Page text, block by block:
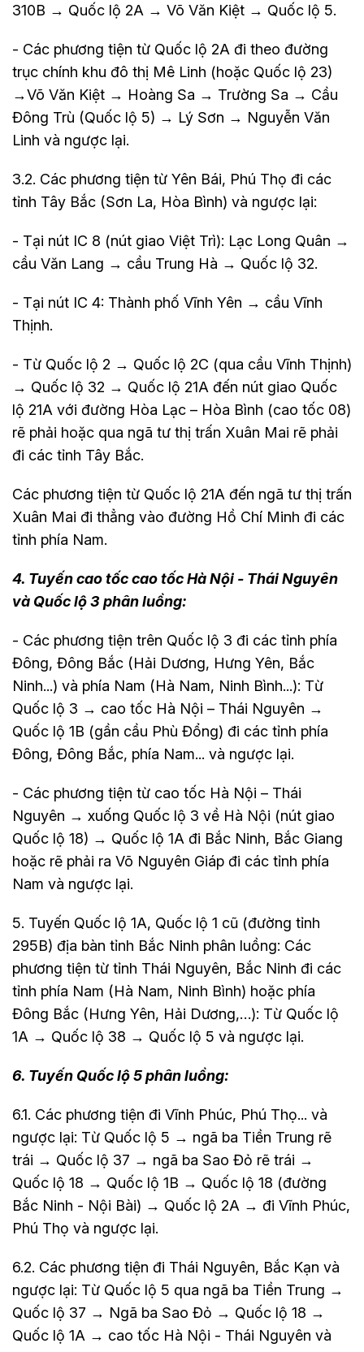
310B → Quốc lộ 2A → Võ Văn Kiệt → Quốc lộ 5.
- Các phương tiện từ Quốc lộ 2A đi theo đường
trục chính khu đô thị Mê Linh (hoặc Quốc lộ 23)
→Võ Văn Kiệt → Hoàng Sa → Trường Sa → Cầu
Đông Trù (Quốc lộ 5) → Lý Sơn → Nguyễn Văn
Linh và ngược lại.
3.2. Các phương tiện từ Yên Bái, Phú Thọ đi các
tỉnh Tây Bắc (Sơn La, Hòa Bình) và ngược lại:
- Tại nút IC 8 (nút giao Việt Trì): Lạc Long Quân →
cầu Văn Lang → cầu Trung Hà → Quốc lộ 32.
- Tại nút IC 4: Thành phố Vĩnh Yên → cầu Vĩnh
Thịnh.
- Từ Quốc lộ 2 → Quốc lộ 2C (qua cầu Vĩnh Thịnh)
→ Quốc lộ 32 → Quốc lộ 21A đến nút giao Quốc
lộ 21A với đường Hòa Lạc – Hòa Bình (cao tốc 08)
rẽ phải hoặc qua ngã tư thị trấn Xuân Mai rẽ phải
đi các tỉnh Tây Bắc.
Các phương tiện từ Quốc lộ 21A đến ngã tư thị trấn
Xuân Mai đi thẳng vào đường Hồ Chí Minh đi các
tỉnh phía Nam.
4. Tuyến cao tốc cao tốc Hà Nội - Thái Nguyên
và Quốc lộ 3 phân luồng:
- Các phương tiện trên Quốc lộ 3 đi các tỉnh phía
Đông, Đông Bắc (Hải Dương, Hưng Yên, Bắc
Ninh...) và phía Nam (Hà Nam, Ninh Bình...): Từ
Quốc lộ 3 → cao tốc Hà Nội – Thái Nguyên →
Quốc lộ 1B (gần cầu Phù Đổng) đi các tỉnh phía
Đông, Đông Bắc, phía Nam... và ngược lại.
- Các phương tiện từ cao tốc Hà Nội – Thái
Nguyên → xuống Quốc lộ 3 về Hà Nội (nút giao
Quốc lộ 18) → Quốc lộ 1A đi Bắc Ninh, Bắc Giang
hoặc rẽ phải ra Võ Nguyên Giáp đi các tỉnh phía
Nam và ngược lại.
5. Tuyến Quốc lộ 1A, Quốc lộ 1 cũ (đường tỉnh
295B) địa bàn tỉnh Bắc Ninh phân luồng: Các
phương tiện từ tỉnh Thái Nguyên, Bắc Ninh đi các
tỉnh phía Nam (Hà Nam, Ninh Bình) hoặc phía
Đông Bắc (Hưng Yên, Hải Dương,…): Từ Quốc lộ
1A → Quốc lộ 38 → Quốc lộ 5 và ngược lại.
6. Tuyến Quốc lộ 5 phân luồng:
6.1. Các phương tiện đi Vĩnh Phúc, Phú Thọ... và
ngược lại: Từ Quốc lộ 5 → ngã ba Tiền Trung rẽ
trái → Quốc lộ 37 → ngã ba Sao Đỏ rẽ trái →
Quốc lộ 18 → Quốc lộ 1B → Quốc lộ 18 (đường
Bắc Ninh - Nội Bài) → Quốc lộ 2A → đi Vĩnh Phúc,
Phú Thọ và ngược lại.
6.2. Các phương tiện đi Thái Nguyên, Bắc Kạn và
ngược lại: Từ Quốc lộ 5 qua ngã ba Tiền Trung →
Quốc lộ 37 → Ngã ba Sao Đỏ → Quốc lộ 18 →
Quốc lộ 1A → cao tốc Hà Nội - Thái Nguyên và